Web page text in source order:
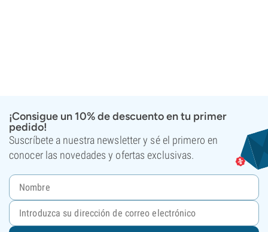
¡Consigue un 10% de descuento en tu primer
pedido!
Suscríbete a nuestra newsletter y sé el primero en
conocer las novedades y ofertas exclusivas.